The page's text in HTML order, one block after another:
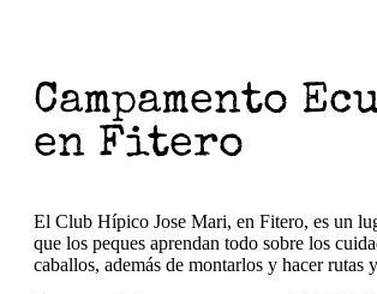
Campamento
en Fitero
El Club Hípico Jose Mari, en Fitero, es un
que los peques aprendan todo sobre los
caballos, además de montarlos y hacer rutas